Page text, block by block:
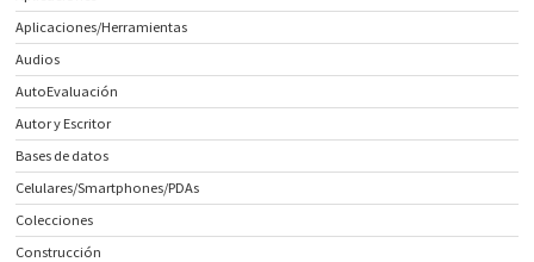
Aplicaciones/Herramientas
Audios
AutoEvaluación
Autor y Escritor
Bases de datos
Celulares/Smartphones/PDAs
Colecciones
Construcción